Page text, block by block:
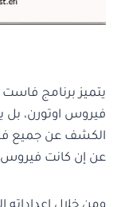
يتميز برنامج
فيروس اوتورن،
الكشف عن جميع
عن إن كانت فيروس